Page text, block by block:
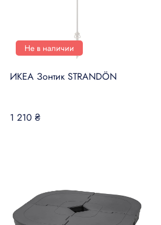
Не в наличии
ИКЕА Зонтик STRANDÖN
1 210 ₴